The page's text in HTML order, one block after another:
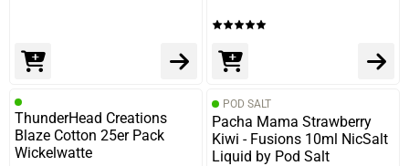
ThunderHead Creations
Blaze Cotton 25er Pack
Wickelwatte
POD SALT
Pacha Mama Strawberry
Kiwi - Fusions 10ml NicSalt
Liquid by Pod Salt